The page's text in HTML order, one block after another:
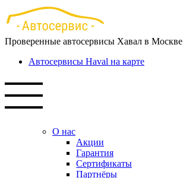
Перейти
к
основному
содержанию
Проверенные автосервисы Хавал в Москве
Автосервисы Haval на карте
О нас
Акции
Гарантия
Сертификаты
Партнёры